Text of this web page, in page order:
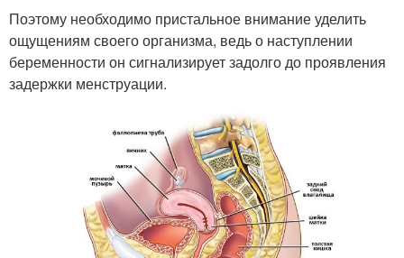
Поэтому необходимо пристальное внимание уделить
ощущениям своего организма, ведь о наступлении
беременности он сигнализирует задолго до проявления
задержки менструации.